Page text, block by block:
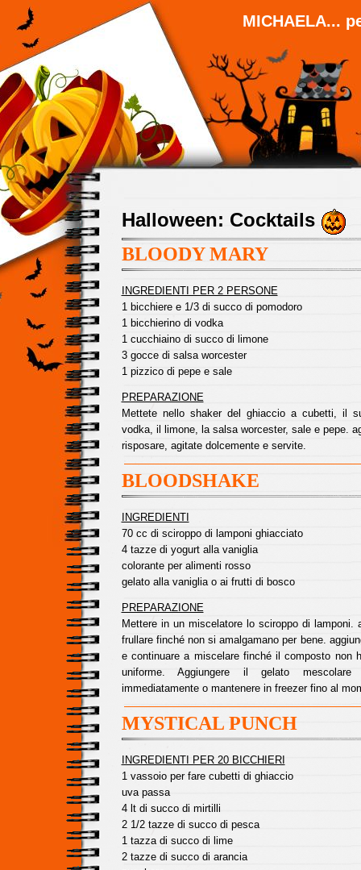
MICHAELA...
Halloween: Cocktails
BLOODY MARY
INGREDIENTI PER 2 PERSONE
1 bicchiere e 1/3 di succo di pomodoro
1 bicchierino di vodka
1 cucchiaino di succo di limone
3 gocce di salsa worcester
1 pizzico di pepe e sale
PREPARAZIONE
Mettete nello shaker del ghiaccio a cubetti, il
vodka, il limone, la salsa worcester, sale e pepe.
risposare, agitate dolcemente e servite.
BLOODSHAKE
INGREDIENTI
70 cc di sciroppo di lamponi ghiacciato
4 tazze di yogurt alla vaniglia
colorante per alimenti rosso
gelato alla vaniglia o ai frutti di bosco
PREPARAZIONE
Mettere in un miscelatore lo sciroppo di lamponi.
frullare finché non si amalgamano per bene.
e continuare a miscelare finché il composto non
uniforme. Aggiungere il gelato mescolare
immediatamente o mantenere in freezer fino al
MYSTICAL PUNCH
INGREDIENTI PER 20 BICCHIERI
1 vassoio per fare cubetti di ghiaccio
uva passa
4 lt di succo di mirtilli
2 1/2 tazze di succo di pesca
1 tazza di succo di lime
2 tazze di succo di arancia